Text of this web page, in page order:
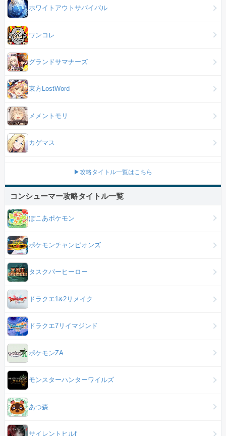
ホワイトアウトサバイバル
ワンコレ
グランドサマナーズ
東方LostWord
メメントモリ
カゲマス
▶攻略タイトル一覧はこちら
コンシューマー攻略タイトル一覧
ぽこあポケモン
ポケモンチャンピオンズ
タスクバーヒーロー
ドラクエ1&2リメイク
ドラクエ7リイマジンド
ポケモンZA
モンスターハンターワイルズ
あつ森
サイレントヒルf